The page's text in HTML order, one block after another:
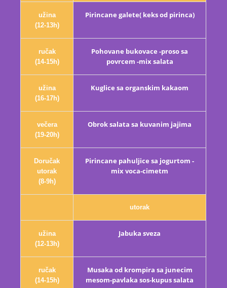
užina
(12-13h)
Pirincane galete( keks od pirinca)
ručak
(14-15h)
Pohovane bukovace -proso sa
povrcem -mix salata
užina
(16-17h)
Kuglice sa organskim kakaom
večera
(19-20h)
Obrok salata sa kuvanim jajima
Doručak
utorak
(8-9h)
Pirincane pahuljice sa jogurtom -
mix voca-cimetm
utorak
užina
(12-13h)
Jabuka sveza
ručak
(14-15h)
Musaka od krompira sa junecim
mesom-pavlaka sos-kupus salata